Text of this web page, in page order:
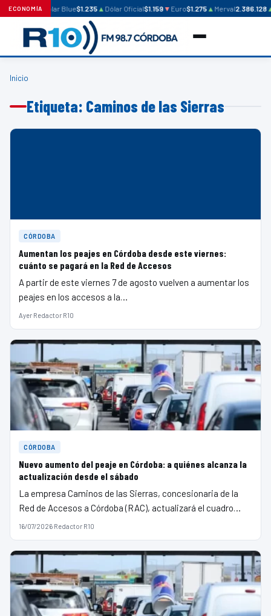
ECONOMÍADólar Blue$1.235▲ Dólar Oficial$1.159▼Euro$1.275▲ Merval2.386.128
Inicio
Etiqueta: Caminos de las Sierras
CÓRDOBA
Aumentan los peajes en Córdoba desde este viernes:
cuánto se pagará en la Red de Accesos
A partir de este viernes 7 de agosto vuelven a aumentar los
peajes en los accesos a la…
Ayer·Redactor R10
CÓRDOBA
Nuevo aumento del peaje en Córdoba: a quiénes alcanza la
actualización desde el sábado
La empresa Caminos de las Sierras, concesionaria de la
Red de Accesos a Córdoba (RAC), actualizará el cuadro…
16/07/2026·Redactor R10